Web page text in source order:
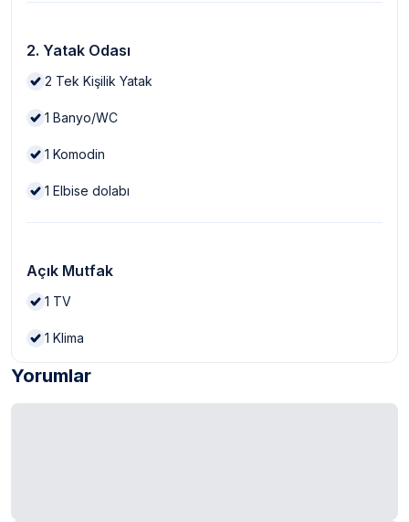
2. Yatak Odası
2 Tek Kişilik Yatak
1 Banyo/WC
1 Komodin
1 Elbise dolabı
Açık Mutfak
1 TV
1 Klima
Yorumlar